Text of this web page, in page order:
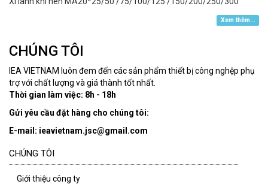
Xem thêm...
CHÚNG TÔI
IEA VIETNAM luôn đem đến các sản phẩm thiết bị công nghệp phụ
trợ với chất lượng và giá thành tốt nhất.
Thời gian làm việc: 8h - 18h
Gửi yêu cầu đặt hàng cho chúng tôi:
E-mail: ieavietnam.jsc@gmail.com
CHÚNG TÔI
Giới thiệu công ty